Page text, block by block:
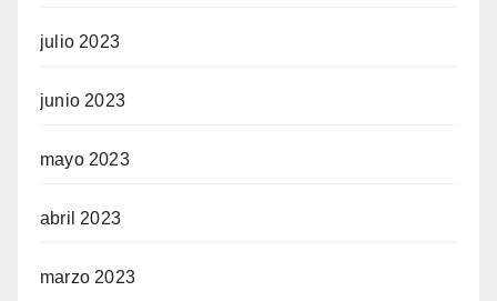
julio 2023
junio 2023
mayo 2023
abril 2023
marzo 2023